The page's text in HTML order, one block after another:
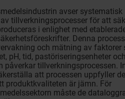
avser systematisk
tillverkningsprocesser för att
i enlighet med
Denna process
och mätning av faktorer
pH, tid, pastöriseringsenheter
påverkar tillverkningsprocessen.
att processen uppfyller
produktkvaliteten är jämn. För
måste de